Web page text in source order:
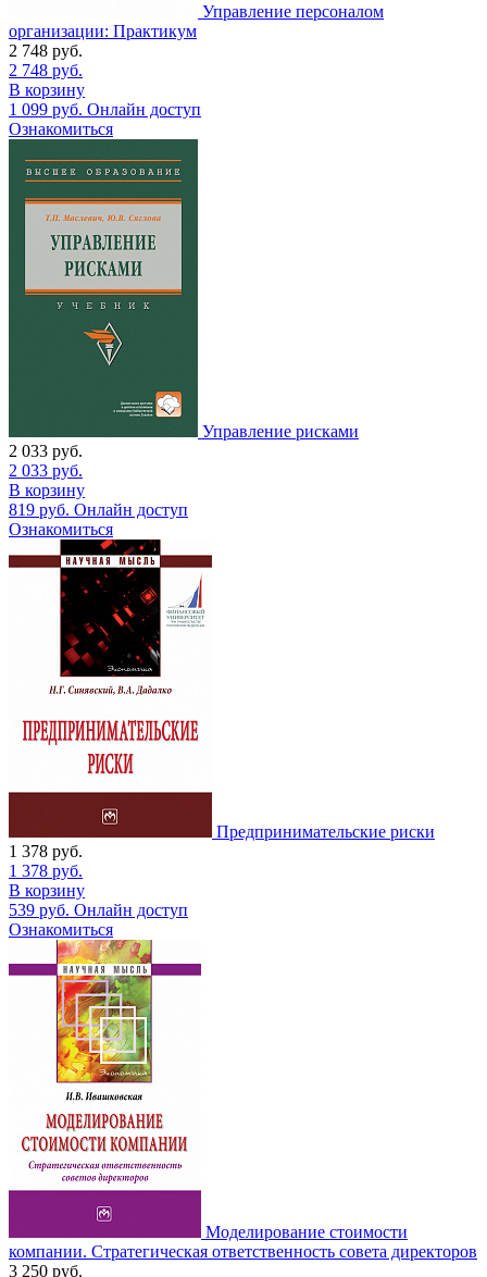
Управление персоналом
организации: Практикум
2 748 руб.
2 748 руб.
В корзину
1 099 руб. Онлайн доступ
Ознакомиться
Управление рисками
2 033 руб.
2 033 руб.
В корзину
819 руб. Онлайн доступ
Ознакомиться
Предпринимательские риски
1 378 руб.
1 378 руб.
В корзину
539 руб. Онлайн доступ
Ознакомиться
Моделирование стоимости
компании. Стратегическая ответственность совета директоров
3 250 руб.